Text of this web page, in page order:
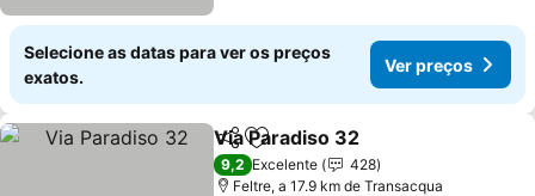
Selecione as datas para ver os preços
exatos.
Ver preços
PartilharAdicionar aos favoritos
Via Paradiso 32
9,2 Excelente
428
Feltre, a 17.9 km de Transacqua